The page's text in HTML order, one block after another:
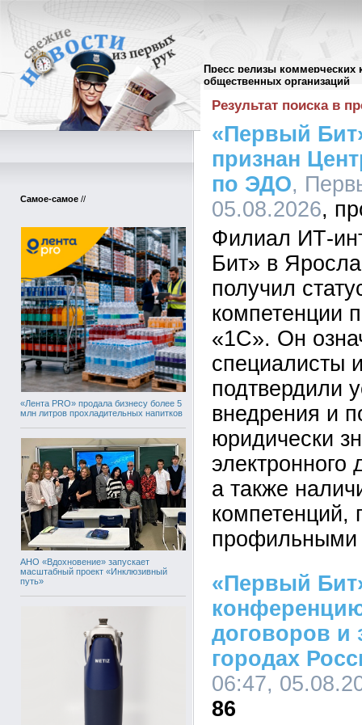
Пресс релизы коммерческих
общественных организаций
Самое-самое //
«Лента PRO» продала бизнесу более 5
млн литров прохладительных напитков
АНО «Вдохновение» запускает
масштабный проект «Инклюзивный
путь»
Поиск в пресс-релизах//
Результат поиска в
«Первый
признан
по ЭДО,
05.08.2026
Филиал ИТ-
Бит» в
получил
компетенции
«1С». Он
специалисты
подтвердили
внедрения и
юридически
электронного
а также
компетенций,
профильными
«Первый
договоров и
городах
06:47,
86